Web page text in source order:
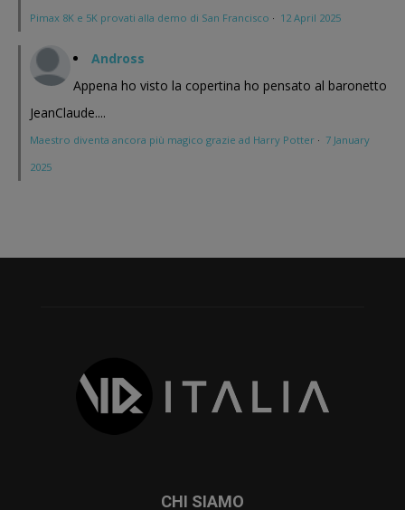
Pimax 8K e 5K provati alla demo di San Francisco · 12 April 2025
Andross
Appena ho visto la copertina ho pensato al baronetto
JeanClaude....
Maestro diventa ancora più magico grazie ad Harry Potter · 7 January
2025
CHI SIAMO